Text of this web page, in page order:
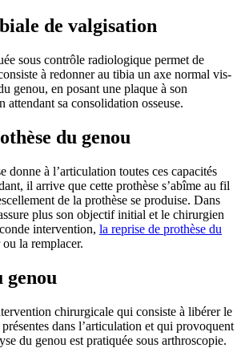
de valgisation
sous contrôle radiologique permet de
à redonner au tibia un axe normal vis-
genou, en posant une plaque à son
attendant sa consolidation osseuse.
du genou
donne à l’articulation toutes ces capacités
il arrive que cette prothèse s’abîme au fil
de la prothèse se produise. Dans
plus son objectif initial et le chirurgien
intervention, la reprise de prothèse du
la remplacer.
chirurgicale qui consiste à libérer le
présentes dans l’articulation et qui provoquent
du genou est pratiquée sous arthroscopie.